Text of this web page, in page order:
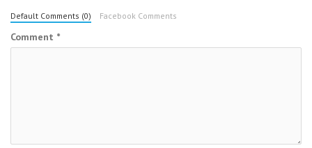
Default Comments (0) Facebook Comments
Comment *